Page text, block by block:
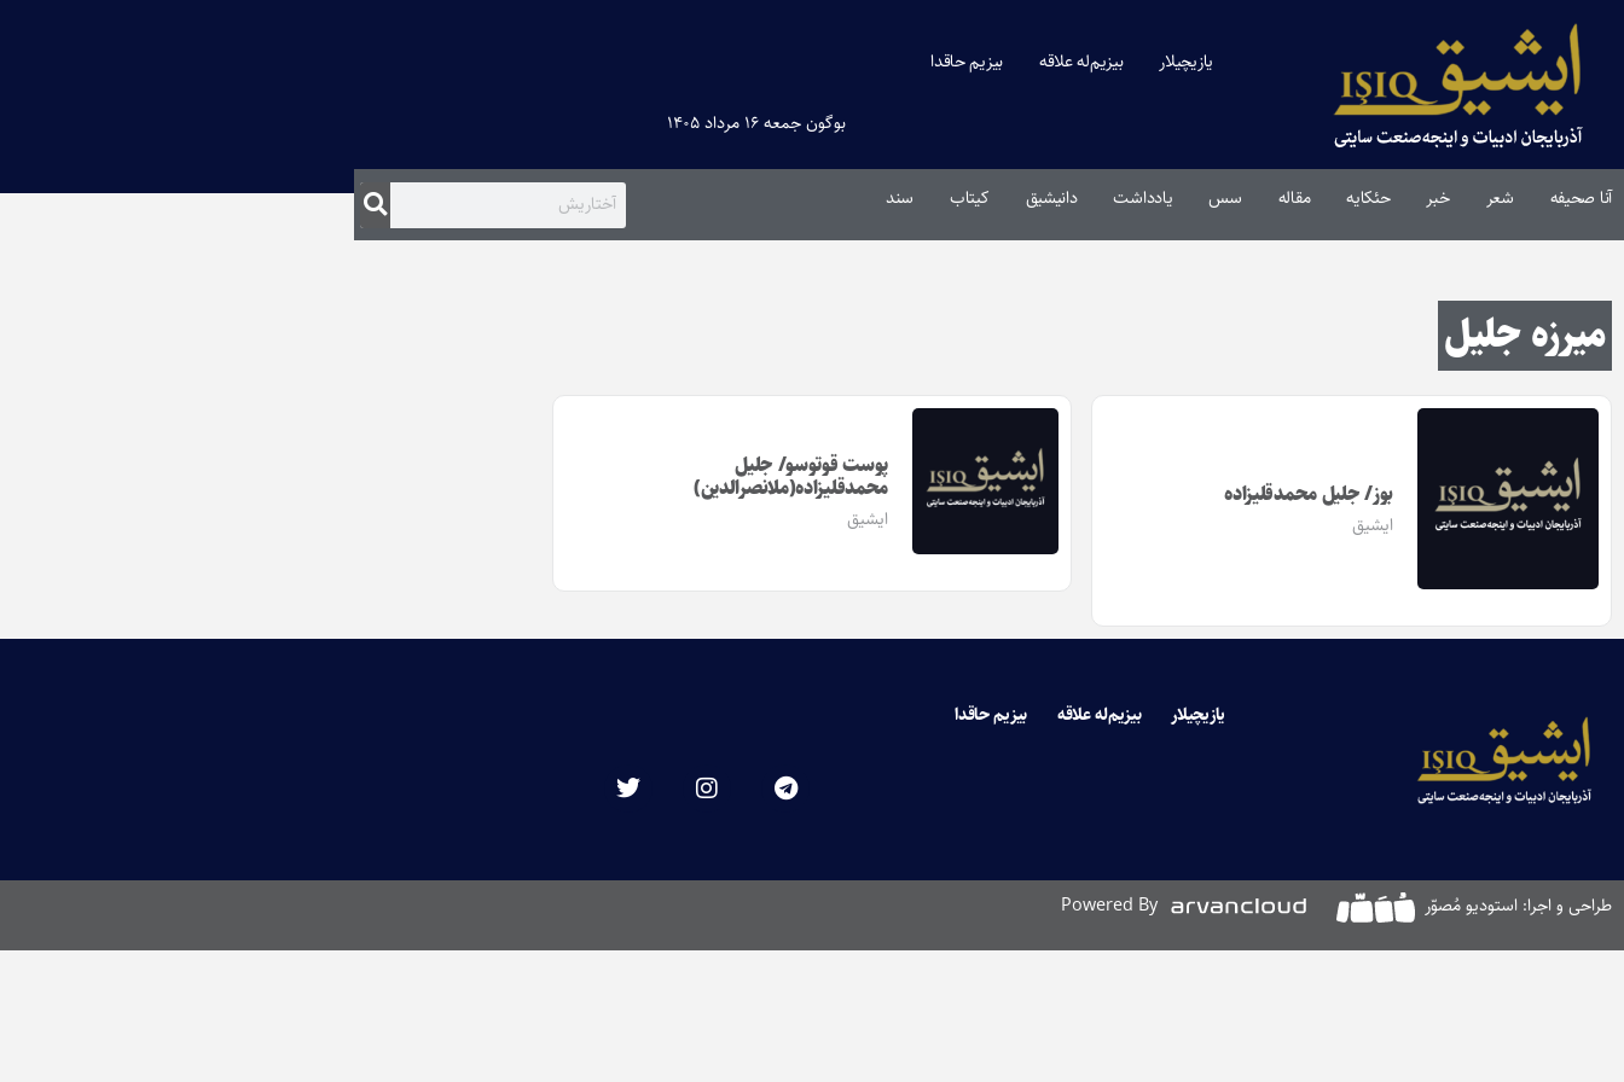
یازیچیلار بیزیم‌له علاقه بیزیم حاقدا
بوگون جمعه ۱۶ مرداد ۱۴۰۵
آنا صحیفه شعر خبر حئکایه مقاله‌ سس یادداشت دانیشیق کیتاب سند
میرزه جلیل
بوز/ جلیل محمدقلیزاده
ایشیق
پوست قوتوسو/ جلیل
محمدقلی‎زاده(ملانصرالدین)
ایشیق
یازیچیلار بیزیم‌له علاقه بیزیم حاقدا
طراحی و اجرا: استودیو مُصوّر Powered By